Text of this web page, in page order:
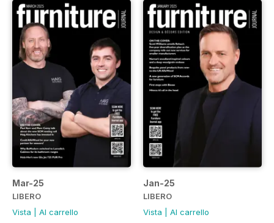
Mar-25
LIBERO
Vista
Al carrello
Jan-25
LIBERO
Vista
Al carrello